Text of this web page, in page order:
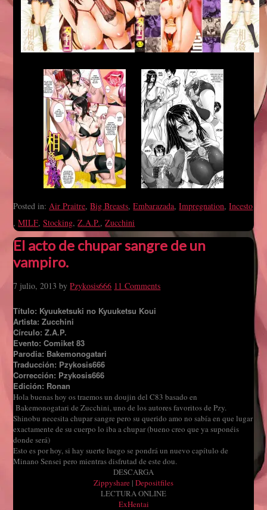
Posted in: Air Praitre,Big Breasts,Embarazada,Impregnation,Incesto
,MILF,Stocking,Z.A.P.,Zucchini
El acto de chupar sangre de un
vampiro.
7 julio, 2013 byPzykosis666 11 Comments
Título: Kyuuketsuki no Kyuuketsu Koui
Artista: Zucchini
Círculo: Z.A.P.
Evento: Comiket 83
Parodia: Bakemonogatari
Traducción: Pzykosis666
Corrección: Pzykosis666
Edición: Ronan
Hola buenas hoy os traemos un doujin del C83 basado en
Bakemonogatari de Zucchini, uno de los autores favoritos de Pzy.
Shinobu necesita chupar sangre pero su querido amo no sabía en que lugar
exactamente de su cuerpo lo iba a chupar (bueno creo que ya suponéis
donde será)
Esto es por hoy, si hay suerte luego se pondrá un nuevo capítulo de
Minano Sensei pero mientras disfrutad de este dou.
DESCARGA
Zippyshare | Depositfiles
LECTURA ONLINE
ExHentai